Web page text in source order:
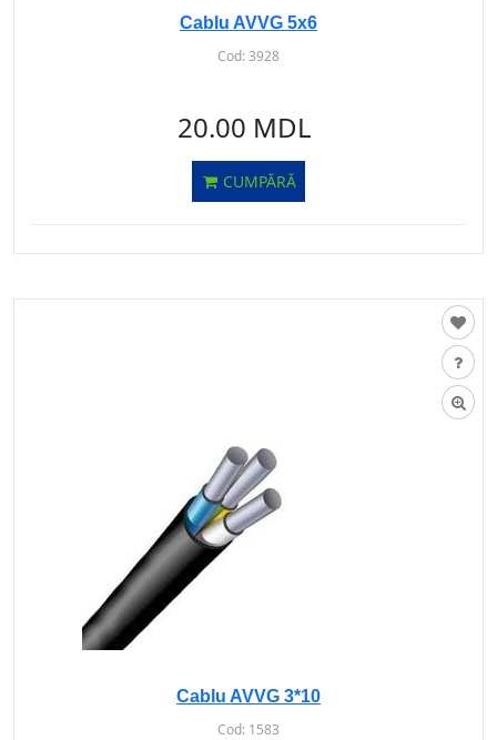
Cablu AVVG 5х6
Cod:3928
20.00 MDL
CUMPĂRĂ
Cablu AVVG 3*10
Cod: 1583